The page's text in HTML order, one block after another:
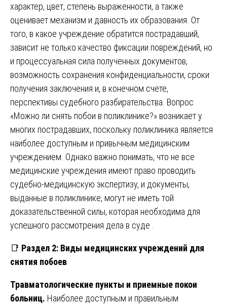
характер, цвет, степень выраженности, а также
оценивает механизм и давность их образования. От
того, в какое учреждение обратится пострадавший,
зависит не только качество фиксации повреждений, но
и процессуальная сила полученных документов,
возможность сохранения конфиденциальности, сроки
получения заключения и, в конечном счете,
перспективы судебного разбирательства. Вопрос
«Можно ли снять побои в поликлинике?» возникает у
многих пострадавших, поскольку поликлиника является
наиболее доступным и привычным медицинским
учреждением. Однако важно понимать, что не все
медицинские учреждения имеют право проводить
судебно-медицинскую экспертизу, и документы,
выданные в поликлинике, могут не иметь той
доказательственной силы, которая необходима для
успешного рассмотрения дела в суде .
📑 Раздел 2: Виды медицинских учреждений для
снятия побоев
Травматологические пункты и приемные покои
больниц. Наиболее доступным и правильным